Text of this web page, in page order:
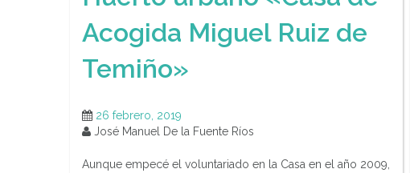
Acogida Miguel Ruiz de
Temiño»
26 febrero, 2019
José Manuel De la Fuente Ríos
Aunque empecé el voluntariado en la Casa en el año 2009,